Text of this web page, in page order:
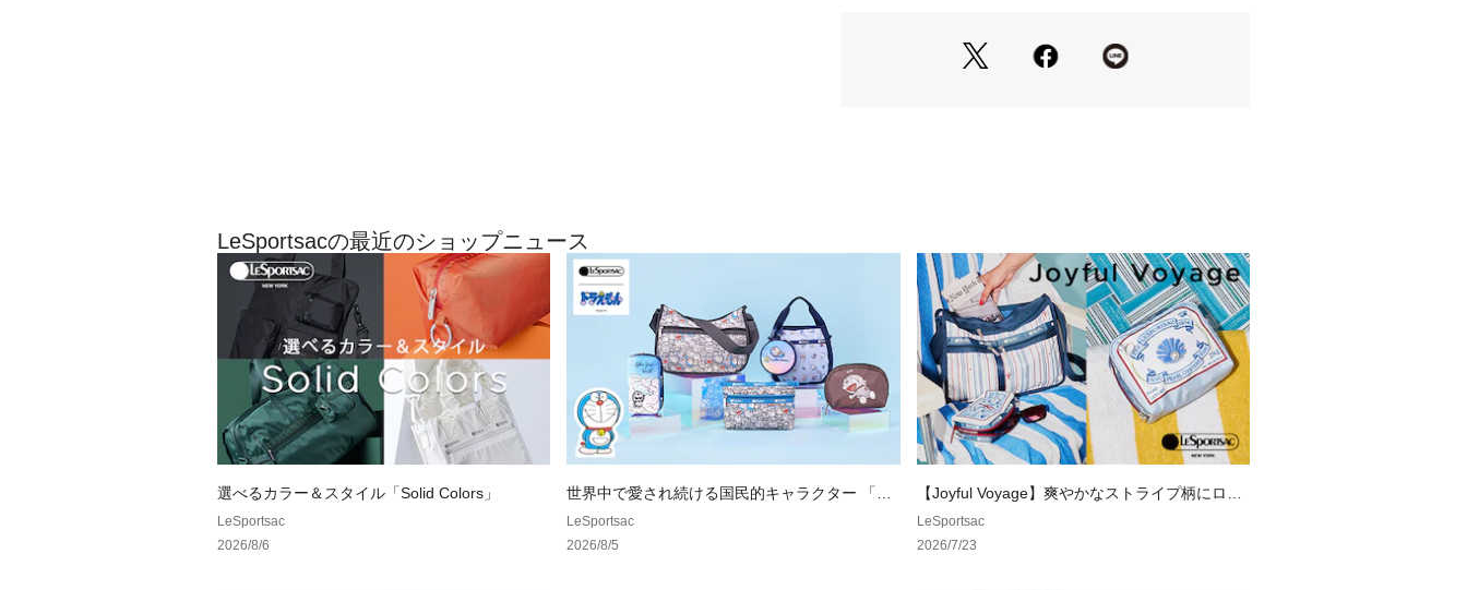
【スタイル説明】
コレクション10周年を記念し、デビュー当初に展開して
使いはもちろん、サブバッグとしても活躍。肩掛けしや
すいハンドルの長さも嬉しいポイント。コンパクトに折
りたたんで持ち運びも可能です。
メイン開閉部：ファスナー
外側：マグネット付きポケット×2
内側：ファスナー付きポケット×1
こちらはレスポートサック公式ストアです。商品は全て
正規品です。
※同じスタイルでお探しの場合は
【レスポ　2287】
LeSportsacの最近のショップニュース
選べるカラー＆スタイル「Solid Colors」
LeSportsac
2026/8/6
世界中で愛され続ける国民的キャラクター 「ド
ラえもん」とのコレクション。
LeSportsac
2026/8/5
【Joyful Voyage】爽やかなストライプ柄にロブ
スターモチーフを散りばめた夏らしいデザイン
が登場！
LeSportsac
2026/7/23